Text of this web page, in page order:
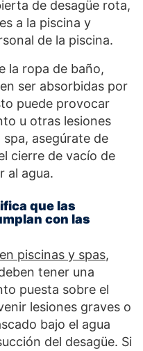
de desagüe rota,
a la piscina y
de la piscina.
la ropa de baño,
ser absorbidas por
puede provocar
u otras lesiones
asegúrate de
cierre de vacío de
al agua.
que las
con las
piscinas y spas,
tener una
puesta sobre el
lesiones graves o
bajo el agua
del desagüe. Si